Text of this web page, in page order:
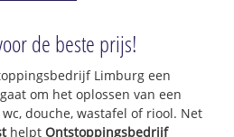
de beste prijs!
Limburg een
om het oplossen van een
douche, wastafel of riool. Net
helptOntstoppingsbedrijf